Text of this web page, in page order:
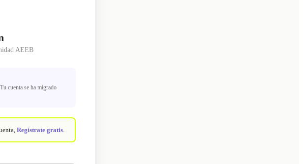
AEEB
cuenta se ha migrado
Regístrate gratis.